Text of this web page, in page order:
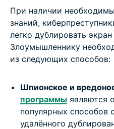
При наличии
знаний,
легко дублировать
Злоумышленнику
из следующих способов:
Шпионское и
программы являются
популярных способов
удалённого